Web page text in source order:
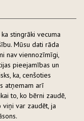
stingrāki vecuma
Mūsu dati rāda
nav viennozīmīgi,
pieejamības un
ka, cenšoties
atņemam arī
to, ko bērni zaudē,
var zaudēt, ja